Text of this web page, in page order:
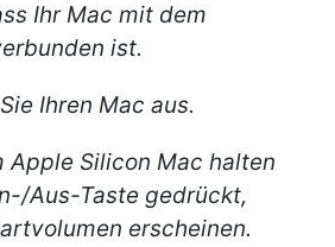
Ihr Mac mit dem
ist.
Ihren Mac aus.
Apple Silicon Mac halten
Aus-Taste gedrückt,
erscheinen.